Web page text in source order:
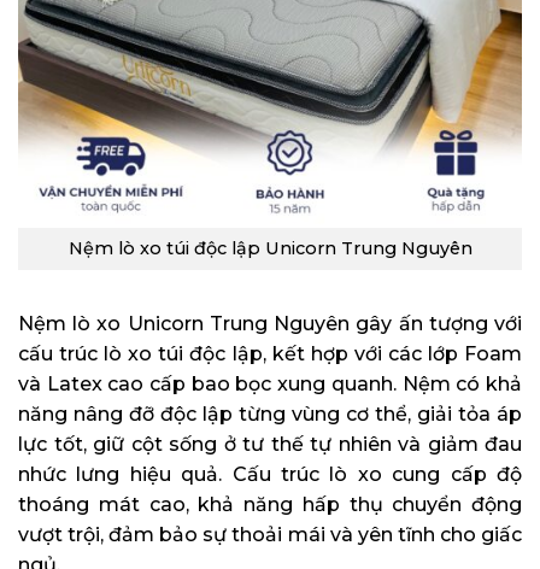
Nệm lò xo túi độc lập Unicorn Trung Nguyên
Nệm lò xo Unicorn Trung Nguyên gây ấn tượng với
cấu trúc lò xo túi độc lập, kết hợp với các lớp Foam
và Latex cao cấp bao bọc xung quanh. Nệm có khả
năng nâng đỡ độc lập từng vùng cơ thể, giải tỏa áp
lực tốt, giữ cột sống ở tư thế tự nhiên và giảm đau
nhức lưng hiệu quả. Cấu trúc lò xo cung cấp độ
thoáng mát cao, khả năng hấp thụ chuyển động
vượt trội, đảm bảo sự thoải mái và yên tĩnh cho giấc